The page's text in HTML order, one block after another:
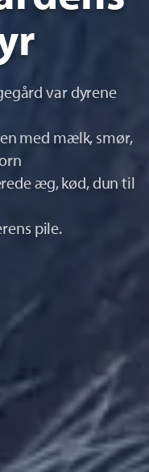
var dyrene
med mælk, smør,
æg, kød, dun til
pile.